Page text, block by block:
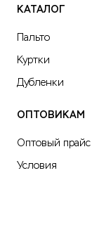
КАТАЛОГ
Пальто
Куртки
Дубленки
ОПТОВИКАМ
Оптовый прайс
Условия